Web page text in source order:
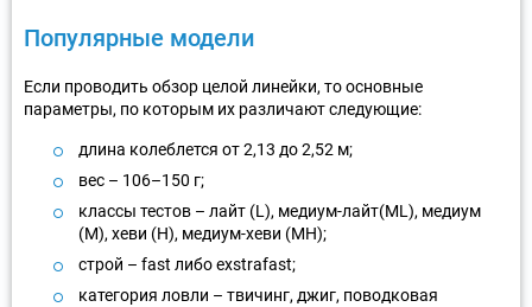
Популярные модели
Если проводить обзор целой линейки, то основные
параметры, по которым их различают следующие:
длина колеблется от 2,13 до 2,52 м;
вес – 106–150 г;
классы тестов – лайт (L), медиум-лайт(ML), медиум
(М), хеви (H), медиум-хеви (MH);
строй – fast либо exstrafast;
категория ловли – твичинг, джиг, поводковая